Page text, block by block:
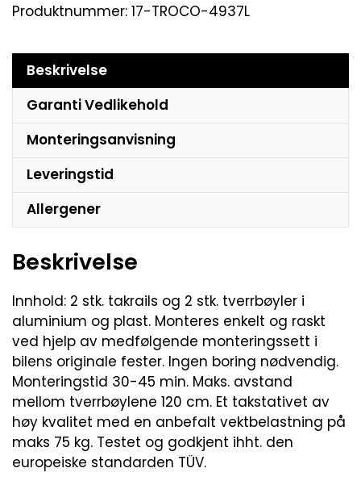
Produktnummer: 17-TROCO-4937L
Beskrivelse
Garanti Vedlikehold
Monteringsanvisning
Leveringstid
Allergener
Beskrivelse
Innhold: 2 stk. takrails og 2 stk. tverrbøyler i
aluminium og plast. Monteres enkelt og raskt
ved hjelp av medfølgende monteringssett i
bilens originale fester. Ingen boring nødvendig.
Monteringstid 30-45 min. Maks. avstand
mellom tverrbøylene 120 cm. Et takstativet av
høy kvalitet med en anbefalt vektbelastning på
maks 75 kg. Testet og godkjent ihht. den
europeiske standarden TÜV.